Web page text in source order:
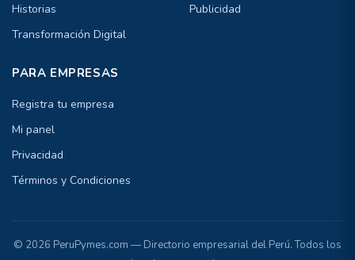
Historias
Transformación Digital
Publicidad
PARA EMPRESAS
Registra tu empresa
Mi panel
Privacidad
Términos y Condiciones
© 2026 PeruPymes.com — Directorio empresarial del Perú. Todos los